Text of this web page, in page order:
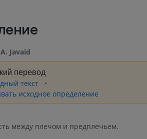
Javaid
перевод
текст
исходное определение
между плечом и предплечьем.